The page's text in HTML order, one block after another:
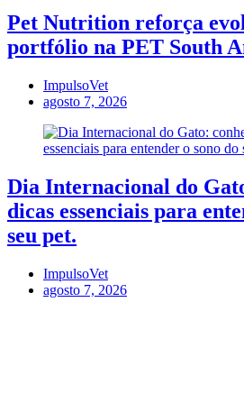
Pet Nutrition reforça
portfólio na PET South
ImpulsoVet
agosto 7, 2026
Dia Internacional do
dicas essenciais para
seu pet.
ImpulsoVet
agosto 7, 2026